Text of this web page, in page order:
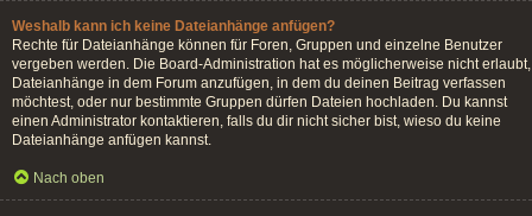
Weshalb kann ich keine Dateianhänge anfügen?
Rechte für Dateianhänge können für Foren, Gruppen und einzelne Benutzer
vergeben werden. Die Board-Administration hat es möglicherweise nicht erlaubt,
Dateianhänge in dem Forum anzufügen, in dem du deinen Beitrag verfassen
möchtest, oder nur bestimmte Gruppen dürfen Dateien hochladen. Du kannst
einen Administrator kontaktieren, falls du dir nicht sicher bist, wieso du keine
Dateianhänge anfügen kannst.
Nach oben